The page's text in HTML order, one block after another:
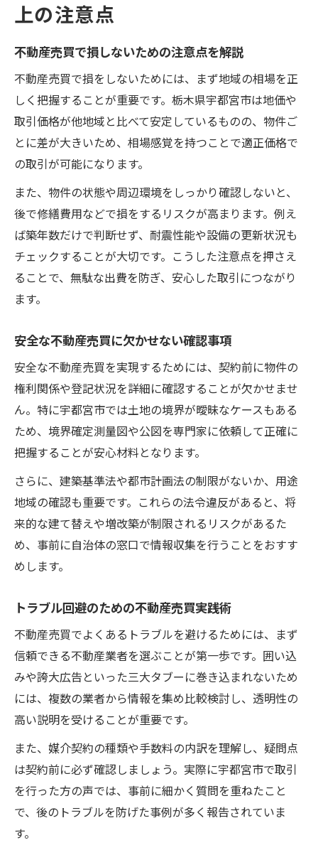
上の注意点
不動産売買で損しないための注意点を解説
不動産売買で損をしないためには、まず地域の相場を正
しく把握することが重要です。栃木県宇都宮市は地価や
取引価格が他地域と比べて安定しているものの、物件ご
とに差が大きいため、相場感覚を持つことで適正価格で
の取引が可能になります。
また、物件の状態や周辺環境をしっかり確認しないと、
後で修繕費用などで損をするリスクが高まります。例え
ば築年数だけで判断せず、耐震性能や設備の更新状況も
チェックすることが大切です。こうした注意点を押さえ
ることで、無駄な出費を防ぎ、安心した取引につながり
ます。
安全な不動産売買に欠かせない確認事項
安全な不動産売買を実現するためには、契約前に物件の
権利関係や登記状況を詳細に確認することが欠かせませ
ん。特に宇都宮市では土地の境界が曖昧なケースもある
ため、境界確定測量図や公図を専門家に依頼して正確に
把握することが安心材料となります。
さらに、建築基準法や都市計画法の制限がないか、用途
地域の確認も重要です。これらの法令違反があると、将
来的な建て替えや増改築が制限されるリスクがあるた
め、事前に自治体の窓口で情報収集を行うことをおすす
めします。
トラブル回避のための不動産売買実践術
不動産売買でよくあるトラブルを避けるためには、まず
信頼できる不動産業者を選ぶことが第一歩です。囲い込
みや誇大広告といった三大タブーに巻き込まれないため
には、複数の業者から情報を集め比較検討し、透明性の
高い説明を受けることが重要です。
また、媒介契約の種類や手数料の内訳を理解し、疑問点
は契約前に必ず確認しましょう。実際に宇都宮市で取引
を行った方の声では、事前に細かく質問を重ねたこと
で、後のトラブルを防げた事例が多く報告されていま
す。